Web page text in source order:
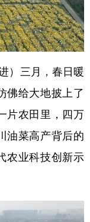
汽车
数字经济
上市公司
三月，春日暖
佛给大地披上了
片农田里，四万
油菜高产背后的
农业科技创新示